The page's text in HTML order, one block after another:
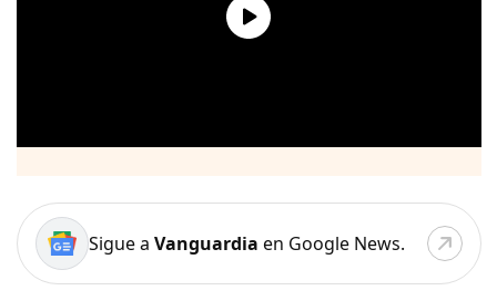
Sigue a Vanguardia en Google News.